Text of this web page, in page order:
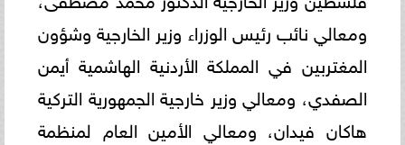
ومعالي نائب رئيس الوزراء وزير الخارجية وشؤون
المغتربين في المملكة الأردنية الهاشمية أيمن
الصفدي، ومعالي وزير خارجية الجمهورية التركية
هاكان فيدان، ومعالي الأمين العام لمنظمة